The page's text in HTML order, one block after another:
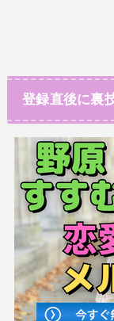
登録直後に裏